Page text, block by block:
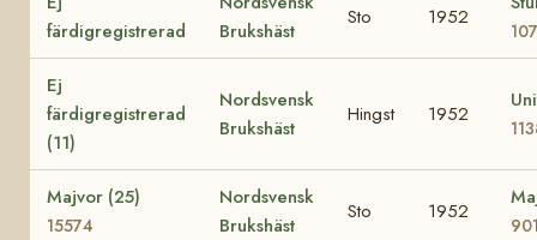
färdigregistrerad
Brukshäst
Sto 1952
Ej
färdigregistrerad
(11)
Nordsvensk
Brukshäst
Hingst 1952
Majvor (25)
15574
Nordsvensk
Brukshäst
Sto 1952